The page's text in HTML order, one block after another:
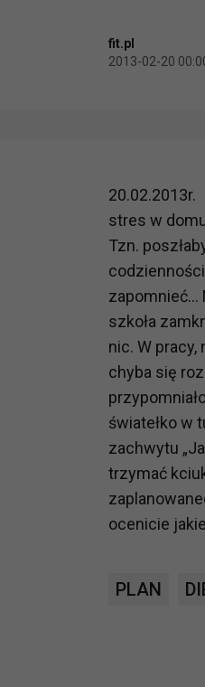
fit.pl
2013-02-20
20.02.2013r.
stres w
Tzn.
zapomnieć…
szkoła
nic. W
chyba się
światełko w
zachwytu
trzymać
ocenicie
PLAN